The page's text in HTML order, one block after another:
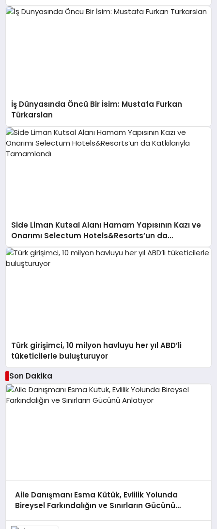
İş Dünyasında Öncü Bir İsim: Mustafa Furkan
Türkarslan
Side Liman Kutsal Alanı Hamam Yapısının Kazı ve
Onarımı Selectum Hotels&Resorts’un da
Katkılarıyla Tamamlandı
Türk girişimci, 10 milyon havluyu her yıl ABD’li
tüketicilerle buluşturuyor
Son Dakika
Aile Danışmanı Esma Kütük, Evlilik Yolunda
Bireysel Farkındalığın ve Sınırların Gücünü